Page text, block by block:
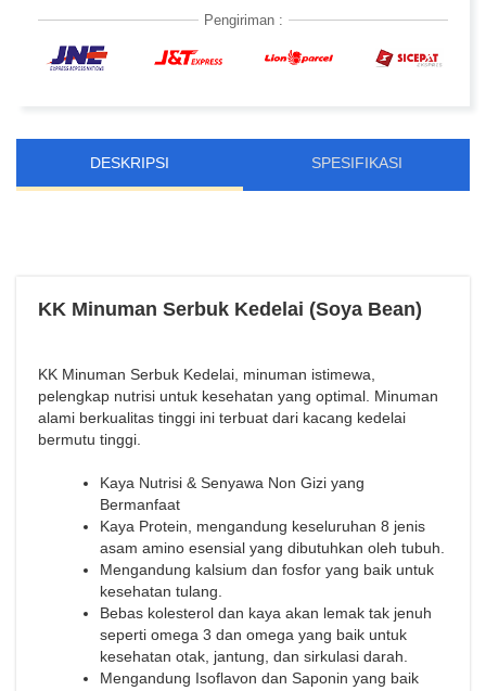
Pengiriman :
DESKRIPSI SPESIFIKASI
KK Minuman Serbuk Kedelai (Soya Bean)
KK Minuman Serbuk Kedelai, minuman istimewa,
pelengkap nutrisi untuk kesehatan yang optimal. Minuman
alami berkualitas tinggi ini terbuat dari kacang kedelai
bermutu tinggi.
Kaya Nutrisi & Senyawa Non Gizi yang
Bermanfaat
Kaya Protein, mengandung keseluruhan 8 jenis
asam amino esensial yang dibutuhkan oleh tubuh.
Mengandung kalsium dan fosfor yang baik untuk
kesehatan tulang.
Bebas kolesterol dan kaya akan lemak tak jenuh
seperti omega 3 dan omega yang baik untuk
kesehatan otak, jantung, dan sirkulasi darah.
Mengandung Isoflavon dan Saponin yang baik